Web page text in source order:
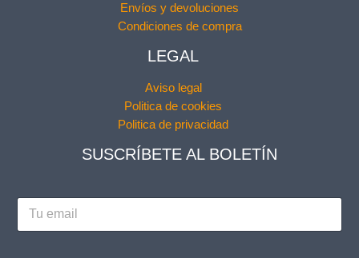
Envíos y devoluciones
Condiciones de compra
LEGAL
Aviso legal
Politica de cookies
Politica de privacidad
SUSCRÍBETE AL BOLETÍN
E
a